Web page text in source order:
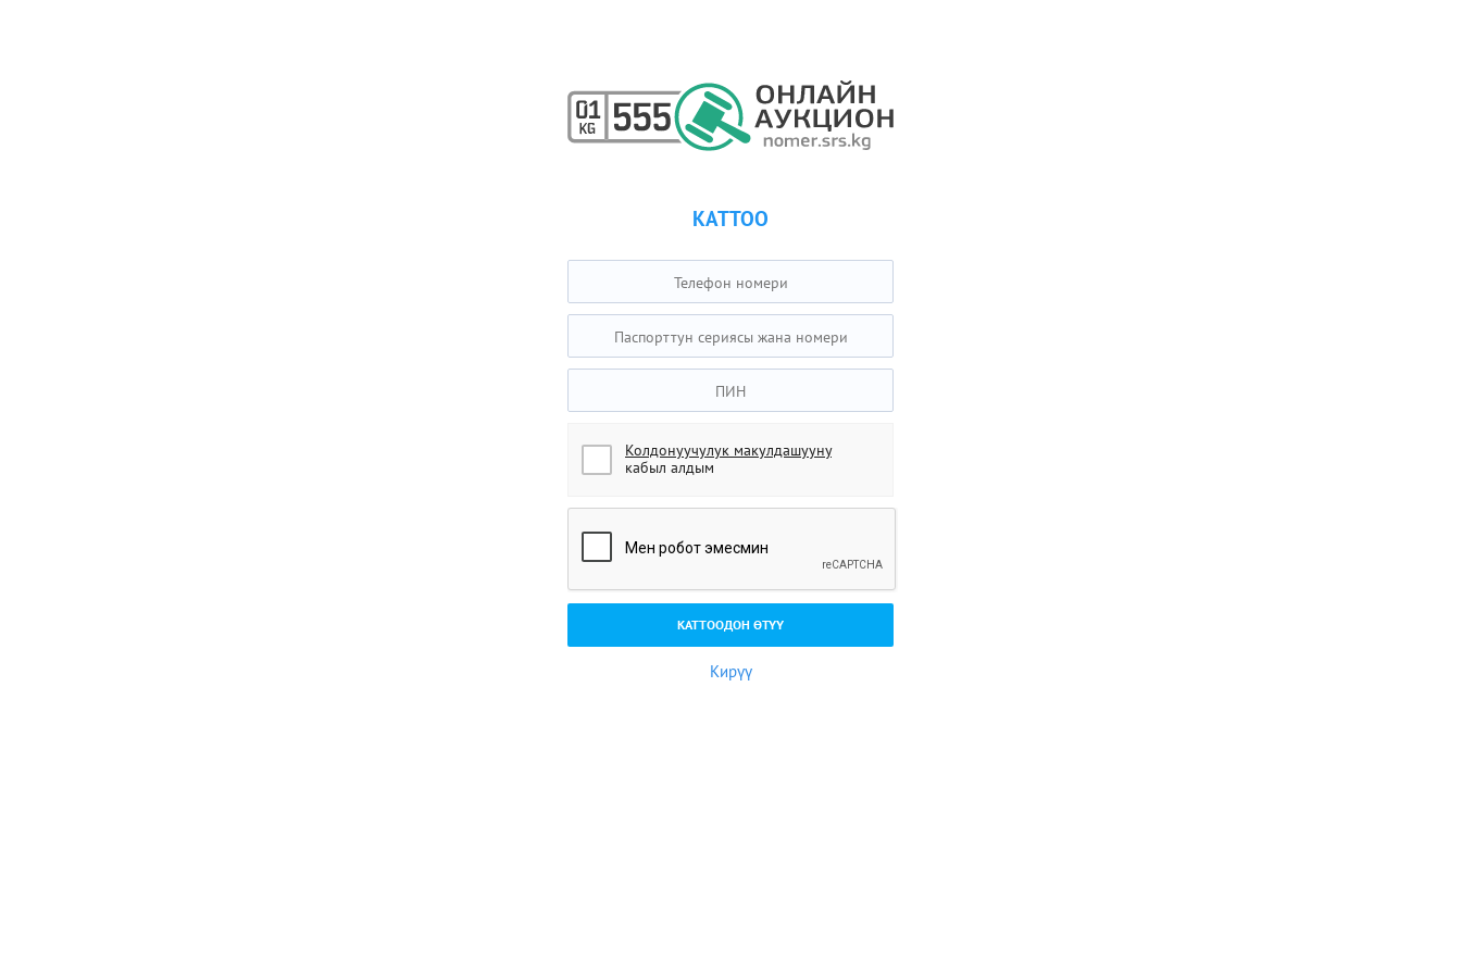
КАТТОО
Колдонуучулук макулдашууну
кабыл алдым
Кирүү